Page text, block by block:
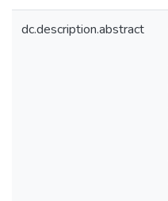
dc.description.abstract